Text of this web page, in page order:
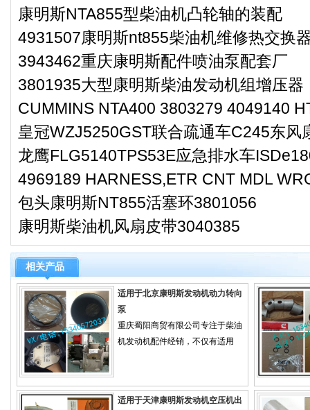
康明斯NTA855型柴油机凸轮轴的装配
4931507康明斯nt855柴油机维修热交换
3943462重庆康明斯配件喷油泵配套厂
3801935大型康明斯柴油发动机组增压器
CUMMINS NTA400 3803279 4049140
皇冠WZJ5250GST联合疏通车C245东风
龙鹰FLG5140TPS53E应急排水车
4969189 HARNESS,ETR CNT MDL
包头康明斯NT855活塞环3801056
康明斯柴油机风扇皮带3040385
相关产品
适用于北京康明斯发动机动力转向
泵
重庆蜀阳商贸有限公司专注于柴油
机发动机配件经销，不仅有适用
适用于天津康明斯发动机空压机出